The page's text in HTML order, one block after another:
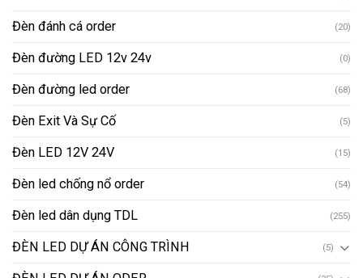
Đèn đánh cá order (20)
Đèn đường LED 12v 24v (0)
Đèn đường led order (68)
Đèn Exit Và Sự Cố (5)
Đèn LED 12V 24V (15)
Đèn led chống nổ order (54)
Đèn led dân dụng TDL (255)
ĐÈN LED DỰ ÁN CÔNG TRÌNH (5)